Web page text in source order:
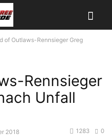
of Outlaws-Rennsieger Greg
Rennsieger
Unfall
2018 0
1283